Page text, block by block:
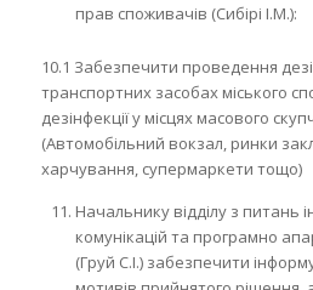
прав споживачів (Сибірі І.М.):
10.1 Забезпечити проведення
транспортних засобах міського
дезінфекції у місцях масового
(Автомобільний вокзал, ринки
харчування, супермаркети тощо)
Начальнику відділу з питань
комунікацій та програмно
(Груй С.І.) забезпечити